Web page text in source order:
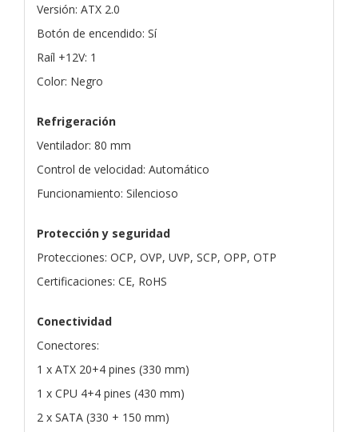
Versión: ATX 2.0
Botón de encendido: Sí
Raíl +12V: 1
Color: Negro
Refrigeración
Ventilador: 80 mm
Control de velocidad: Automático
Funcionamiento: Silencioso
Protección y seguridad
Protecciones: OCP, OVP, UVP, SCP, OPP, OTP
Certificaciones: CE, RoHS
Conectividad
Conectores:
1 x ATX 20+4 pines (330 mm)
1 x CPU 4+4 pines (430 mm)
2 x SATA (330 + 150 mm)